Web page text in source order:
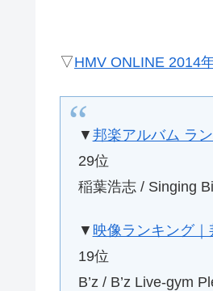
▽HMV ONLINE 2014
▼ 邦楽アルバム ラ
29位
稲葉浩志 / Singing
▼ 映像ランキング｜
19位
B’z / B’z Live-gym